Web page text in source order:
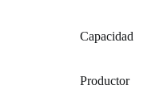
Capacidad
Productor